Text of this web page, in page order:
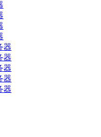
器
器
器
器
器